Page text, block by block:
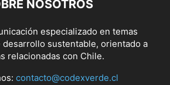
NOSOTROS
especializado en temas
desarrollo sustentable, orientado a
relacionadas con Chile.
contacto@codexverde.cl